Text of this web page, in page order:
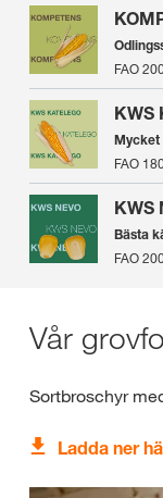
FAO
KWS
Mycket
FAO
KWS
Bästa
FAO
Vår
Sortbroschyr
Ladda ner